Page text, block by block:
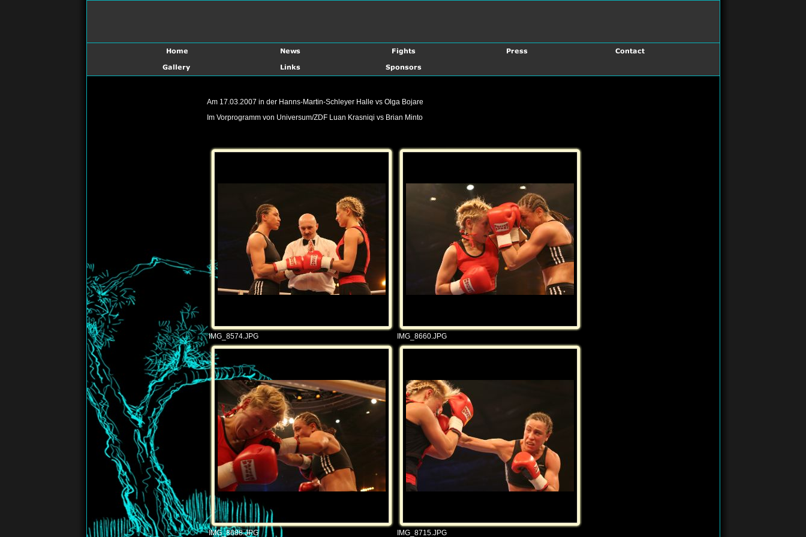
Am 17.03.2007 in der Hanns-Martin-Schleyer Halle vs Olga Bojare
Im Vorprogramm von Universum/ZDF Luan Krasniqi vs Brian Minto
IMG_8574.JPG IMG_8660.JPG
IMG_8688.JPG IMG_8715.JPG